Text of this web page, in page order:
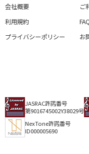
会社概要
利用規約
プライバシーポリシー
ご
お
JASRAC許諾番号
第9016745002Y38029号
NexTone許諾番号
ID000005690